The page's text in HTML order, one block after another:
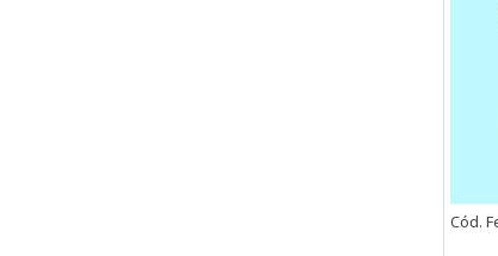
Cód.
Estas cookies son
navegador para bloquear
información de
COOKIELEGALFERSAY,
Cookies de rendimiento